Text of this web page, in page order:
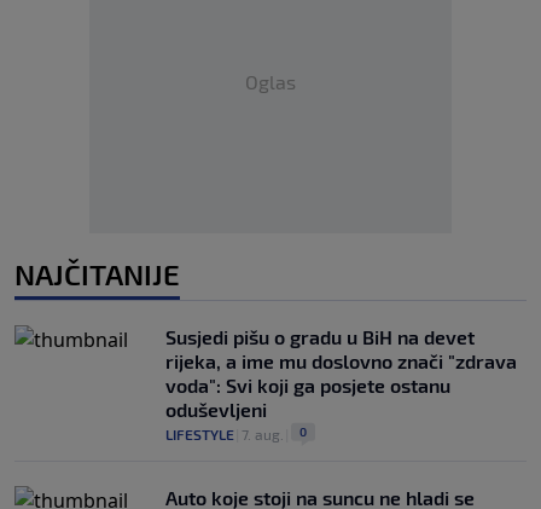
Oglas
NAJČITANIJE
Susjedi pišu o gradu u BiH na devet
rijeka, a ime mu doslovno znači "zdrava
voda": Svi koji ga posjete ostanu
oduševljeni
LIFESTYLE 7. aug. 0
Auto koje stoji na suncu ne hladi se